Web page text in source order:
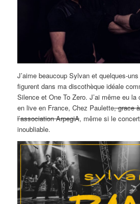
J’aime beaucoup Sylvan et quelques-
figurent dans ma discothèque idéale
Silence et One To Zero. J’ai même eu
en live en France, Chez Paulette, grace
l’association ArpegiA, même si le
inoubliable.